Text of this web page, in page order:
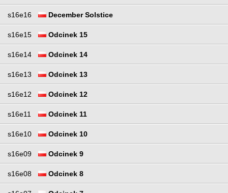
s16e16 December Solstice
s16e15 Odcinek 15
s16e14 Odcinek 14
s16e13 Odcinek 13
s16e12 Odcinek 12
s16e11 Odcinek 11
s16e10 Odcinek 10
s16e09 Odcinek 9
s16e08 Odcinek 8